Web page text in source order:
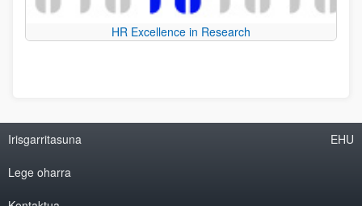
HR Excellence in Research
Irisgarritasuna
Lege oharra
EHU